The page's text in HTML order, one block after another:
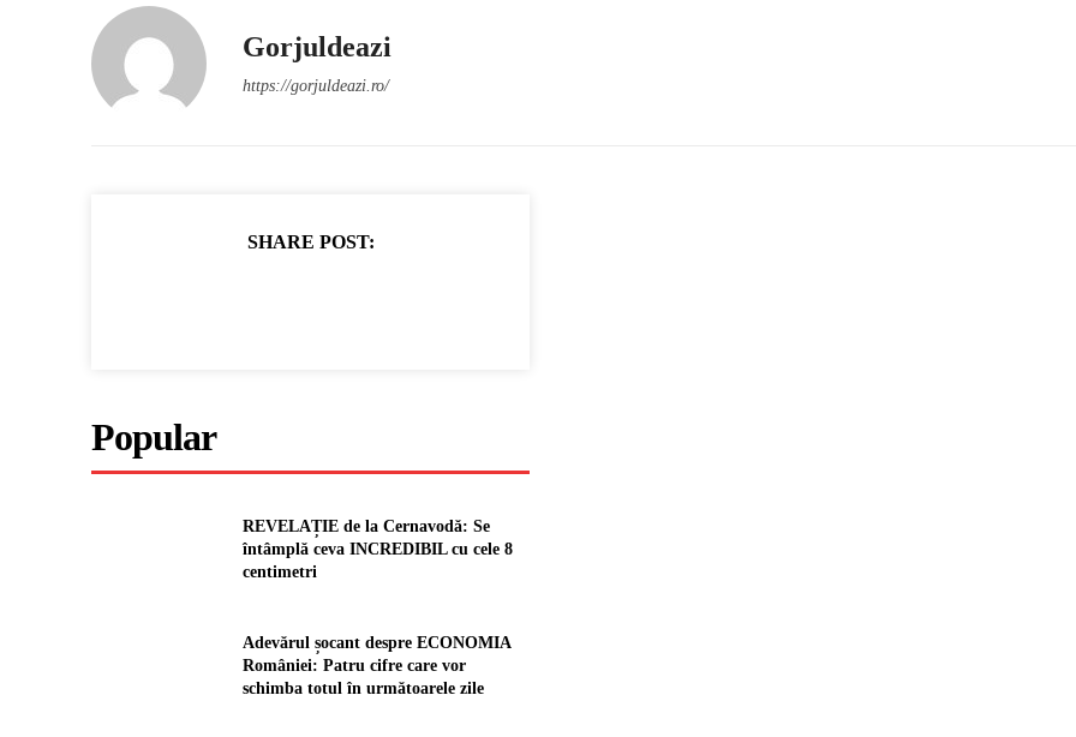
Gorjuldeazi
https://gorjuldeazi.ro/
SHARE POST:
Popular
REVELAȚIE de la Cernavodă: Se
întâmplă ceva INCREDIBIL cu cele 8
centimetri
Adevărul șocant despre ECONOMIA
României: Patru cifre care vor
schimba totul în următoarele zile